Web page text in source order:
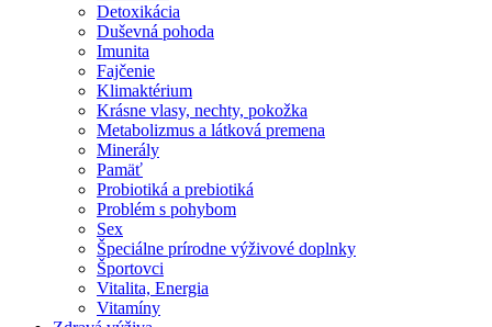
Detoxikácia
Duševná pohoda
Imunita
Fajčenie
Klimaktérium
Krásne vlasy, nechty, pokožka
Metabolizmus a látková premena
Minerály
Pamäť
Probiotiká a prebiotiká
Problém s pohybom
Sex
Špeciálne prírodne výživové doplnky
Športovci
Vitalita, Energia
Vitamíny